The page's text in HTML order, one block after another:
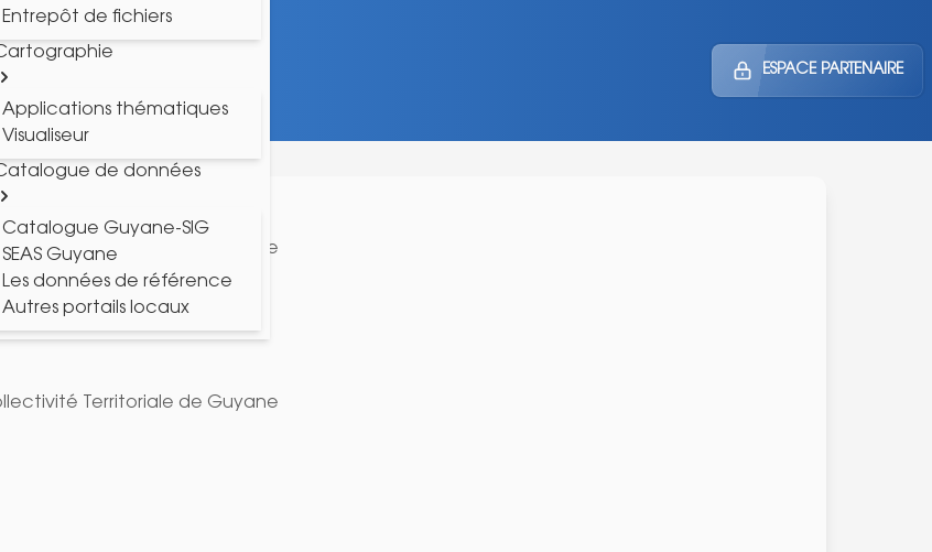
Entrepôt de fichiers
Applications thématiques
Visualiseur
de données
Catalogue Guyane-SIG
SEAS Guyane
Les données de référence
Autres portails locaux
ESPACE PARTENAIRE
Territoriale de Guyane
Territoriale de Guyane